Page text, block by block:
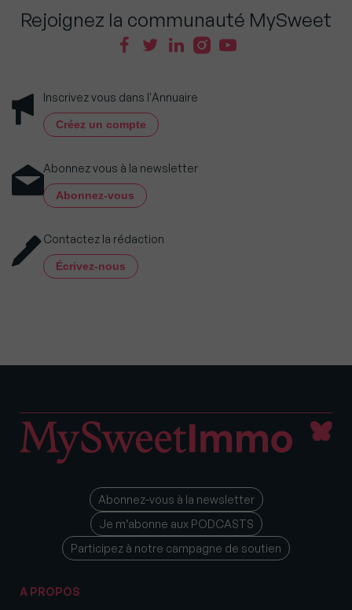
Rejoignez la communauté MySweet
Inscrivez vous dans l'Annuaire
Créez un compte
Abonnez vous à la newsletter
Abonnez-vous
Contactez la rédaction
Écrivez-nous
Abonnez-vous à la newsletter
Je m’abonne aux PODCASTS
Participez à notre campagne de soutien
A PROPOS